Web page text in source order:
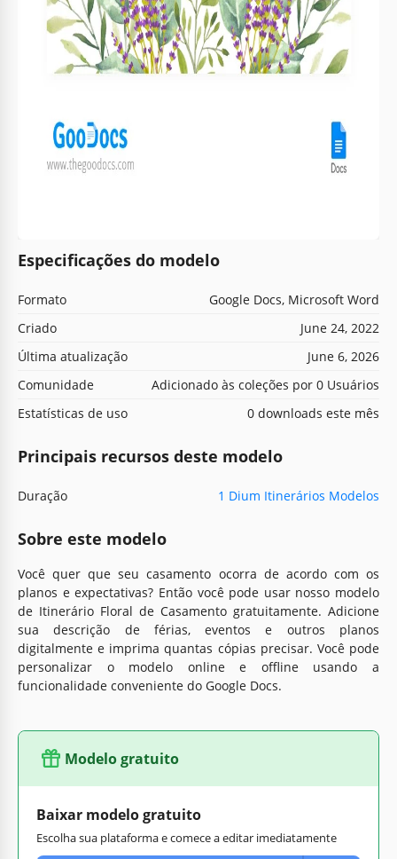
Especificações do modelo
Formato
Google Docs, Microsoft Word
Criado
June 24, 2022
Última atualização
June 6, 2026
Comunidade
Adicionado às coleções por 0 Usuários
Estatísticas de uso
0 downloads este mês
Principais recursos deste modelo
Duração 1 Dium Itinerários Modelos
Sobre este modelo
Você quer que seu casamento ocorra de acordo com os
planos e expectativas? Então você pode usar nosso modelo
de Itinerário Floral de Casamento gratuitamente. Adicione
sua descrição de férias, eventos e outros planos
digitalmente e imprima quantas cópias precisar. Você pode
personalizar o modelo online e offline usando a
funcionalidade conveniente do Google Docs.
Modelo gratuito
Baixar modelo gratuito
Escolha sua plataforma e comece a editar imediatamente